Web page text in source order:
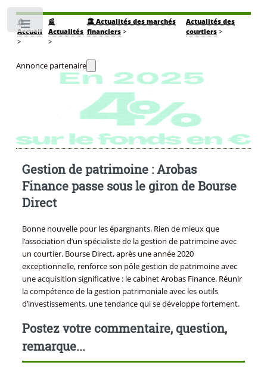
🏠
Accueil
>
📰
Actualités
>
🏛️ Actualités des marchés
financiers>
Actualités des
courtiers>
Annonce partenaire
Gestion de patrimoine : Arobas
Finance passe sous le giron de Bourse
Direct
Bonne nouvelle pour les épargnants. Rien de mieux que
l’association d’un spécialiste de la gestion de patrimoine avec
un courtier. Bourse Direct, après une année 2020
exceptionnelle, renforce son pôle gestion de patrimoine avec
une acquisition significative : le cabinet Arobas Finance. Réunir
la compétence de la gestion patrimoniale avec les outils
d’investissements, une tendance qui se développe fortement.
Postez votre commentaire, question,
remarque...
Toggle